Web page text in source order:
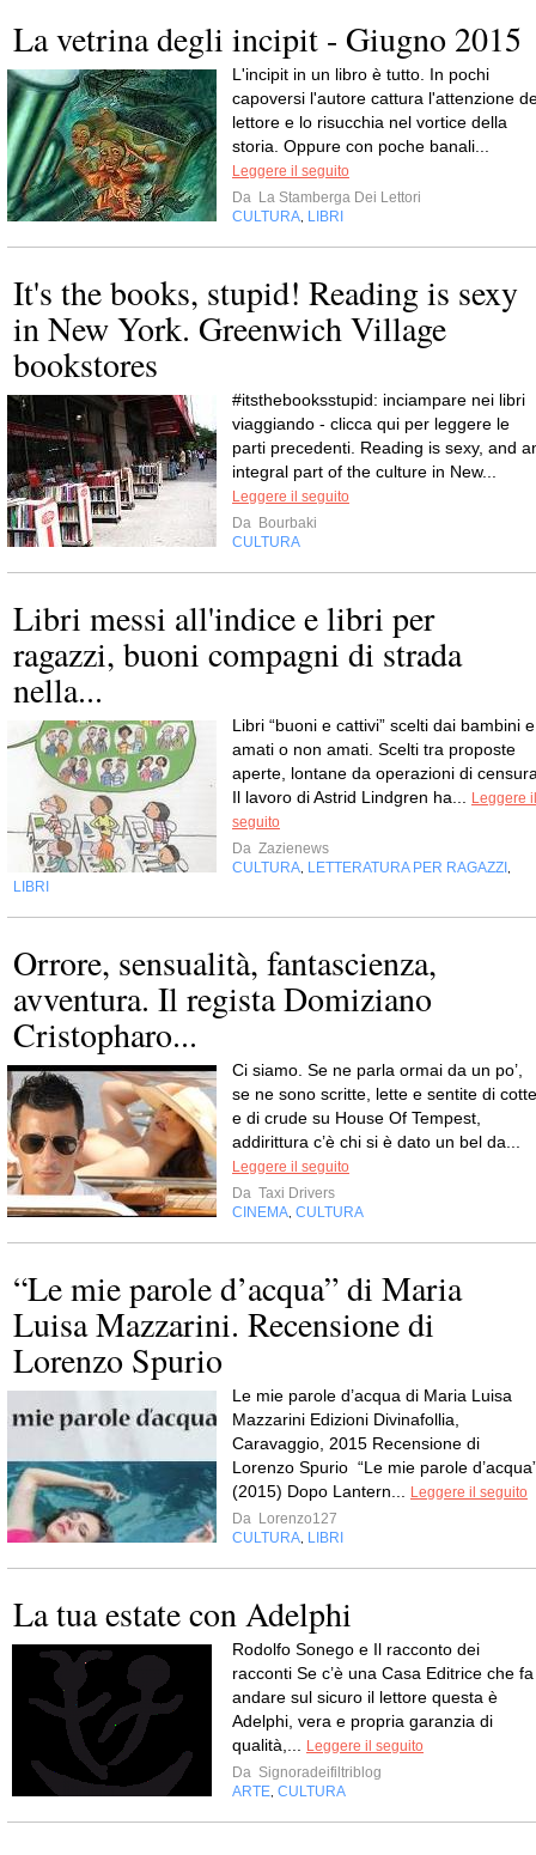
La vetrina degli incipit - Giugno 2015
L'incipit in un libro è tutto. In pochi
capoversi l'autore cattura l'attenzione
lettore e lo risucchia nel vortice della
storia. Oppure con poche banali...
Leggere il seguito
Da La Stamberga Dei Lettori
CULTURA, LIBRI
It's the books, stupid! Reading is sexy
in New York. Greenwich Village
bookstores
#itsthebooksstupid: inciampare nei libri
viaggiando - clicca qui per leggere le
parti precedenti. Reading is sexy, and
integral part of the culture in New...
Leggere il seguito
Da Bourbaki
CULTURA
Libri messi all'indice e libri per
ragazzi, buoni compagni di strada
nella...
Libri “buoni e cattivi” scelti dai bambini e
amati o non amati. Scelti tra proposte
aperte, lontane da operazioni di
Il lavoro di Astrid Lindgren ha... Leggere il
seguito
Da Zazienews
CULTURA, LETTERATURA PER RAGAZZI ,
LIBRI
Orrore, sensualità, fantascienza,
avventura. Il regista Domiziano
Cristopharo...
Ci siamo. Se ne parla ormai da un po’,
se ne sono scritte, lette e sentite di cotte
e di crude su House Of Tempest,
addirittura c’è chi si è dato un bel da...
Leggere il seguito
Da Taxi Drivers
CINEMA, CULTURA
“Le mie parole d’acqua” di Maria
Luisa Mazzarini. Recensione di
Lorenzo Spurio
Le mie parole d’acqua di Maria Luisa
Mazzarini Edizioni Divinafollia,
Caravaggio, 2015 Recensione di
Lorenzo Spurio “Le mie parole
(2015) Dopo Lantern... Leggere il seguito
Da Lorenzo127
CULTURA, LIBRI
La tua estate con Adelphi
Rodolfo Sonego e Il racconto dei
racconti Se c’è una Casa Editrice che fa
andare sul sicuro il lettore questa è
Adelphi, vera e propria garanzia di
qualità,... Leggere il seguito
Da Signoradeifiltriblog
ARTE, CULTURA